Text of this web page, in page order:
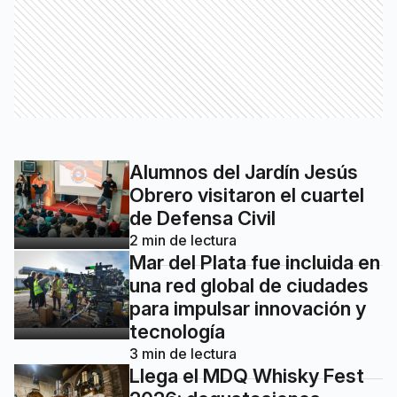
Alumnos del Jardín Jesús
Obrero visitaron el cuartel
de Defensa Civil
2 min de lectura
Mar del Plata fue incluida en
una red global de ciudades
para impulsar innovación y
tecnología
3 min de lectura
Llega el MDQ Whisky Fest